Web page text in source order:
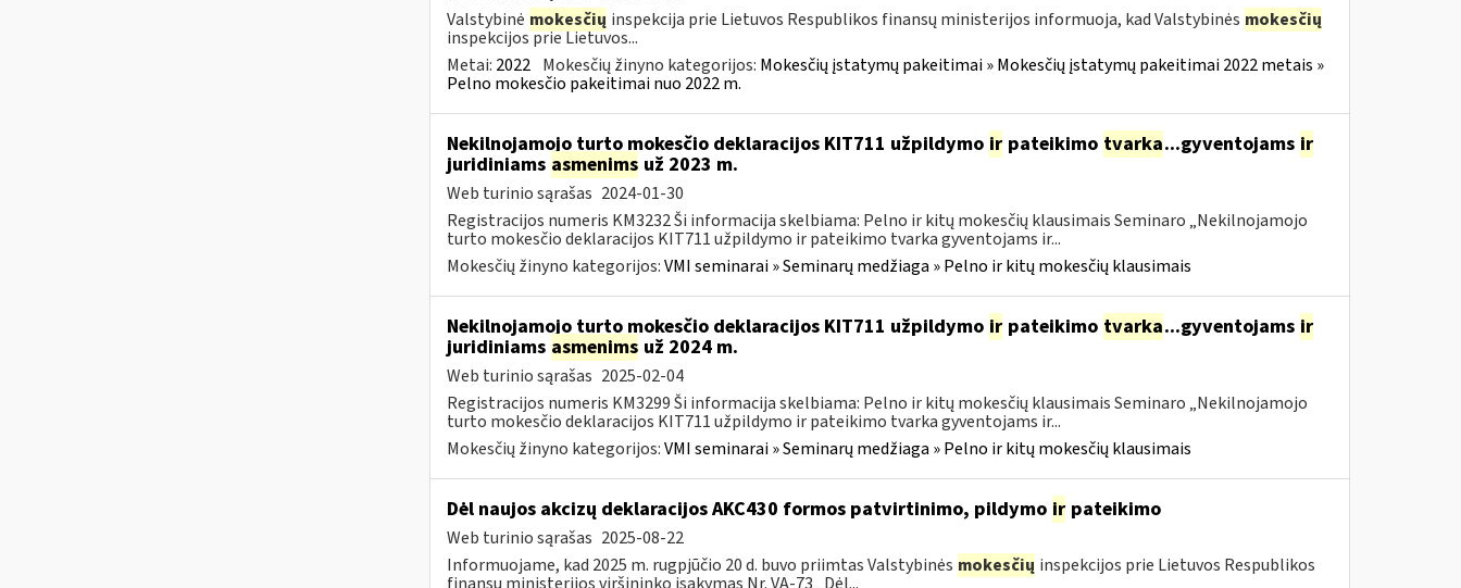
Valstybinė mokesčių inspekcija prie Lietuvos Respublikos finansų ministerijos informuoja, kad Valstybinės mokesčių
inspekcijos prie Lietuvos...
Metai: 2022 Mokesčių žinyno kategorijos: Mokesčių įstatymų pakeitimai » Mokesčių įstatymų pakeitimai 2022 metais »
Pelno mokesčio pakeitimai nuo 2022 m.
Nekilnojamojo turto mokesčio deklaracijos KIT711 užpildymo irpateikimo tvarka...gyventojams ir
juridiniams asmenims už 2023 m.
Web turinio sąrašas 2024-01-30
Registracijos numeris KM3232 Ši informacija skelbiama: Pelno ir kitų mokesčių klausimais Seminaro „Nekilnojamojo
turto mokesčio deklaracijos KIT711 užpildymo ir pateikimo tvarka gyventojams ir...
Mokesčių žinyno kategorijos:VMI seminarai » Seminarų medžiaga » Pelno ir kitų mokesčių klausimais
Nekilnojamojo turto mokesčio deklaracijos KIT711 užpildymo irpateikimo tvarka...gyventojams ir
juridiniams asmenims už 2024 m.
Web turinio sąrašas 2025-02-04
Registracijos numeris KM3299 Ši informacija skelbiama: Pelno ir kitų mokesčių klausimais Seminaro „Nekilnojamojo
turto mokesčio deklaracijos KIT711 užpildymo ir pateikimo tvarka gyventojams ir...
Mokesčių žinyno kategorijos:VMI seminarai » Seminarų medžiaga » Pelno ir kitų mokesčių klausimais
Dėl naujos akcizų deklaracijos AKC430 formos patvirtinimo, pildymo irpateikimo
Web turinio sąrašas 2025-08-22
Informuojame, kad 2025 m. rugpjūčio 20 d. buvo priimtas Valstybinės mokesčių inspekcijos prie Lietuvos Respublikos